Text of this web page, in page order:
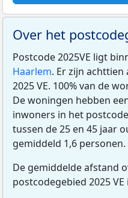
Over het
Postcode 2025VE ligt
Haarlem. Er zijn
2025 VE. 100% van de
De woningen hebben
inwoners in het
tussen de 25 en 45 jaar
gemiddeld 1,6 personen.
De gemiddelde afstand
postcodegebied 2025